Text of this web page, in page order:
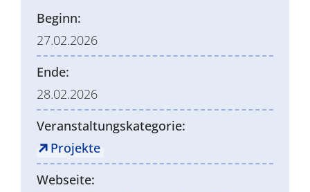
Beginn:
27.02.2026
Ende:
28.02.2026
Veranstaltungskategorie:
Projekte
Webseite: